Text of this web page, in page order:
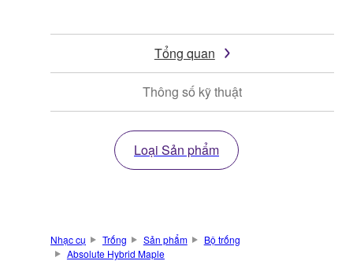
Tổng quan
Thông số kỹ thuật
Loại Sản phẩm
Nhạc cụ Trống Sản phẩm
Bộ trống
Absolute Hybrid Maple